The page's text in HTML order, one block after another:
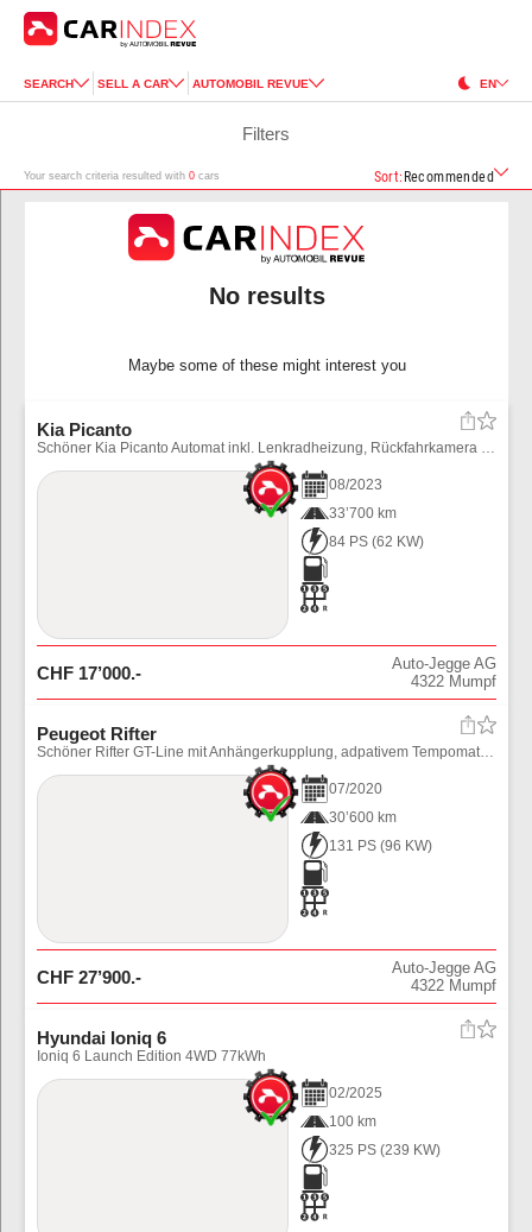
SEARCH SELL A CAR AUTOMOBIL REVUE EN
Filters
Your search criteria resulted with 0 cars Sort: Recommended
No results
Maybe some of these might interest you
Kia Picanto
Schöner Kia Picanto Automat inkl. Lenkradheizung, Rückfahrkamera usw. Winterräder können für CHF 900.-- bezogen werden.
08/2023
33’700 km
84 PS (62 KW)
CHF 17’000.-
Auto-Jegge AG
4322 Mumpf
Peugeot Rifter
Schöner Rifter GT-Line mit Anhängerkupplung, adpativem Tempomat und div. Assistenten. Preis inkl. Ablieferungspauschale (Fahrzeug noch in Aufbereitung)
07/2020
30’600 km
131 PS (96 KW)
CHF 27’900.-
Auto-Jegge AG
4322 Mumpf
Hyundai Ioniq 6
Ioniq 6 Launch Edition 4WD 77kWh
02/2025
100 km
325 PS (239 KW)